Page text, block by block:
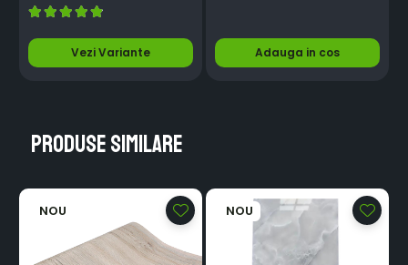
Vezi Variante Adauga in cos
Produse similare
NOU NOU